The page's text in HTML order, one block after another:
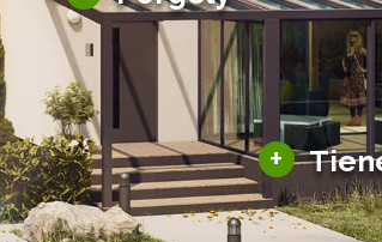
Bioklimatické pergoly
Altány a zastrešenie
Solárne pergoly
+
Tienenie
Zasklenie